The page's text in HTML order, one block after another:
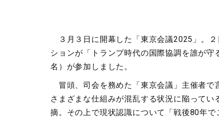
３月３日に開幕した「東京会議2025」。
ションが「トランプ時代の国際協調を誰が
名）が参加しました。
冒頭、司会を務めた「東京会議」主催者で
さまざまな仕組みが混乱する状況に陥って
摘。その上で現状認識について「戦後80年